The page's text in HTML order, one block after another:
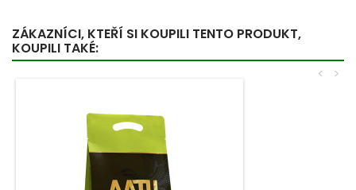
ZÁKAZNÍCI, KTEŘÍ SI KOUPILI TENTO PRODUKT,
KOUPILI TAKÉ:
>
<